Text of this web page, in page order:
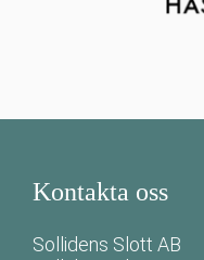
Kontakta oss
Sollidens Slott AB